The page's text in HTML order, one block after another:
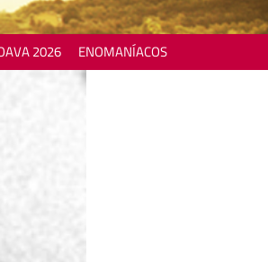
2026 ENOMANÍACOS